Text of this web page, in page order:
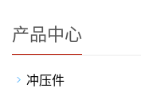
产品中心
冲压件